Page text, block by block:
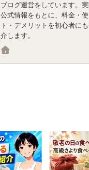
ブログ運営をしています。
公式情報をもとに、料金・
ト・デメリットを初心者に
介します。